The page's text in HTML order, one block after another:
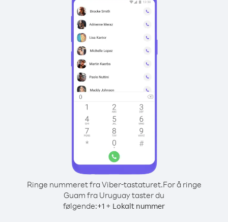
Ringe nummeret fra Viber-tastaturet.For å ringe
Guam fra Uruguay taster du
følgende:+1 + Lokalt nummer